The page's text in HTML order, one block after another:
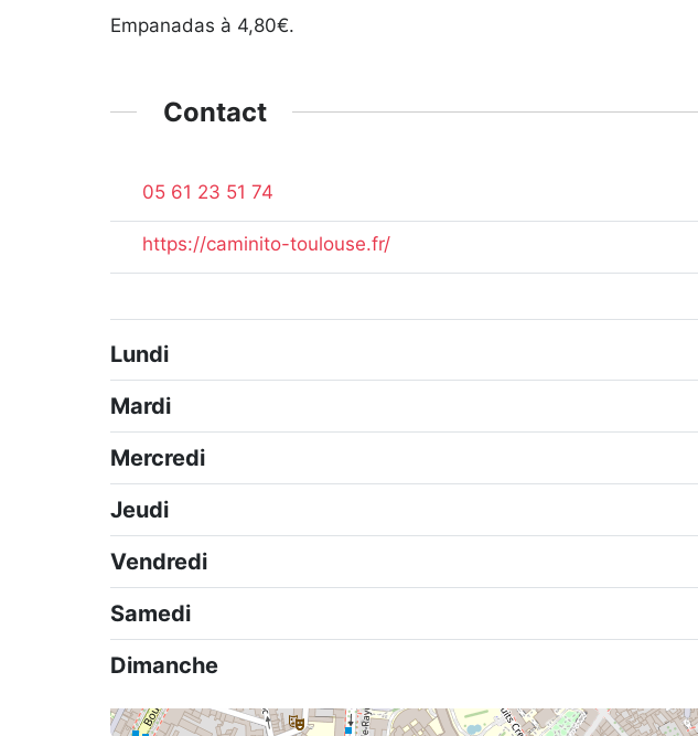
Empanadas à 4,80€.
Contact
05 61 23 51 74
https://caminito-toulouse.fr/
Lundi
Mardi
Mercredi
Jeudi
Vendredi
Samedi
Dimanche